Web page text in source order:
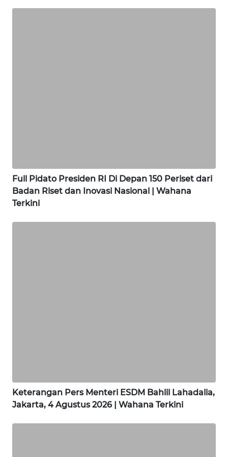
Full Pidato Presiden RI Di Depan 150 Periset dari
Badan Riset dan Inovasi Nasional | Wahana
Terkini
Jakarta, 4 Agustus 2026 | Wahana Terkini
WN
JATIM
BALI
WN
KALTIM